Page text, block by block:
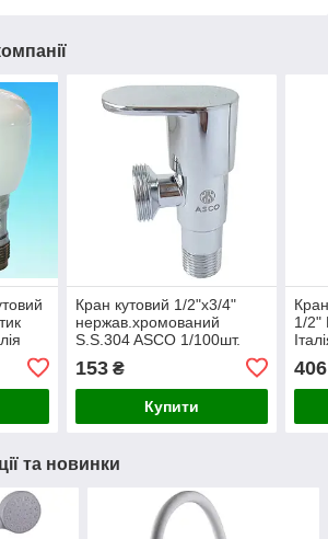
Кран кутовий 1/2"х3/4"
нержав.хромований
S.S.304 ASCO 1/100шт.
153₴
Купити
1/2"
406
та новинки